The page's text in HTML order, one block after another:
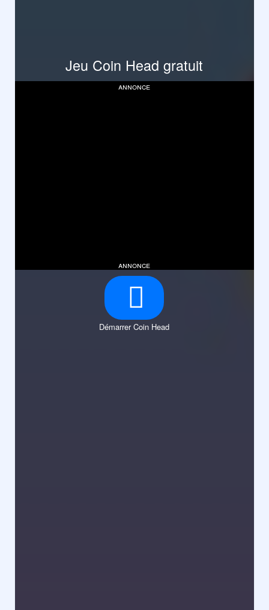
Jeu Coin Head gratuit
annonce
annonce
Démarrer Coin Head